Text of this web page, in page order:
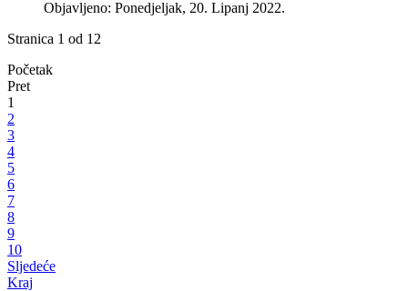
Objavljeno: Ponedjeljak, 20. Lipanj 2022.
Stranica 1 od 12
Početak
Pret
1
2
3
4
5
6
7
8
9
10
Sljedeće
Kraj